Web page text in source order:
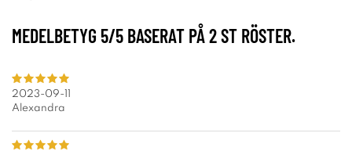
MEDELBETYG 5/5 BASERAT PÅ2ST RÖSTER.
2023-09-11
Alexandra